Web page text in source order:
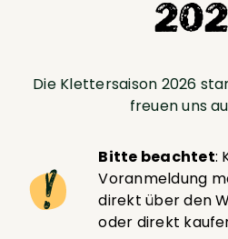
Die Klettersaison 2026
freuen uns
Bitte beachtet:
Voranmeldung
direkt über den
oder direkt